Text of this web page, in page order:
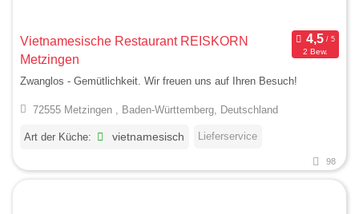
Vietnamesische Restaurant REISKORN
Metzingen
2 Bew.
Zwanglos - Gemütlichkeit. Wir freuen uns auf Ihren Besuch!
72555 Metzingen , Baden-Württemberg, Deutschland
Art der Küche: vietnamesisch Lieferservice
98